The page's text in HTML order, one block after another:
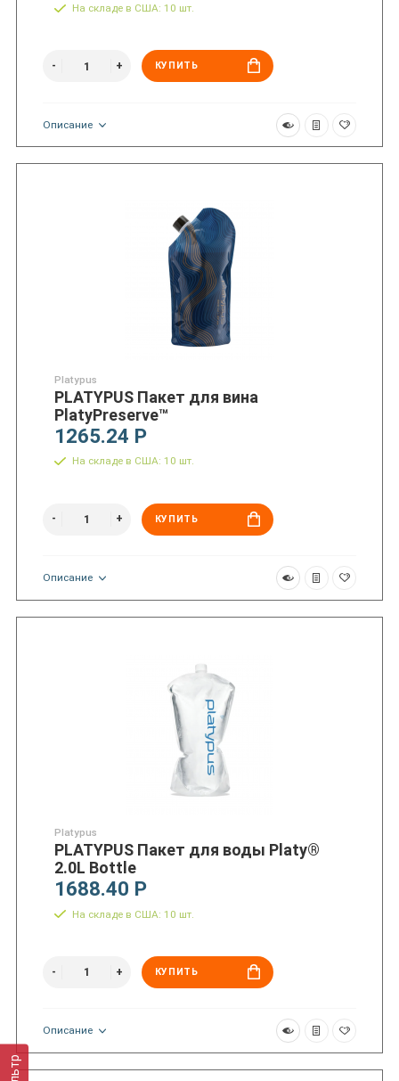
На складе в США: 10 шт.
КУПИТЬ
Описание
Platypus
PLATYPUS Пакет для вина
PlatyPreserve™
1265.24 Р
На складе в США: 10 шт.
КУПИТЬ
Описание
Platypus
PLATYPUS Пакет для воды Platy®
2.0L Bottle
1688.40 Р
На складе в США: 10 шт.
КУПИТЬ
Описание